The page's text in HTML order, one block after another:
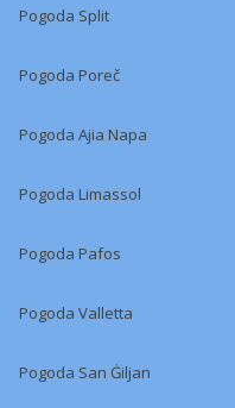
Pogoda Split
Pogoda Poreč
Pogoda Ajia Napa
Pogoda Limassol
Pogoda Pafos
Pogoda Valletta
Pogoda San Ġiljan